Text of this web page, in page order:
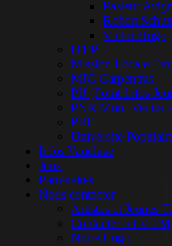
Pasteur
Robert
Victor Hugo
ITEP
Mission Locale
MJC Carpentras
PIJ (Point Infos
PNR Mont-
PRE
Université
Infos Vaucluse
Jeux
Partenaires
Nous contacter
Artistes et Jeunes
Contacter RTV FM
Notre Logo